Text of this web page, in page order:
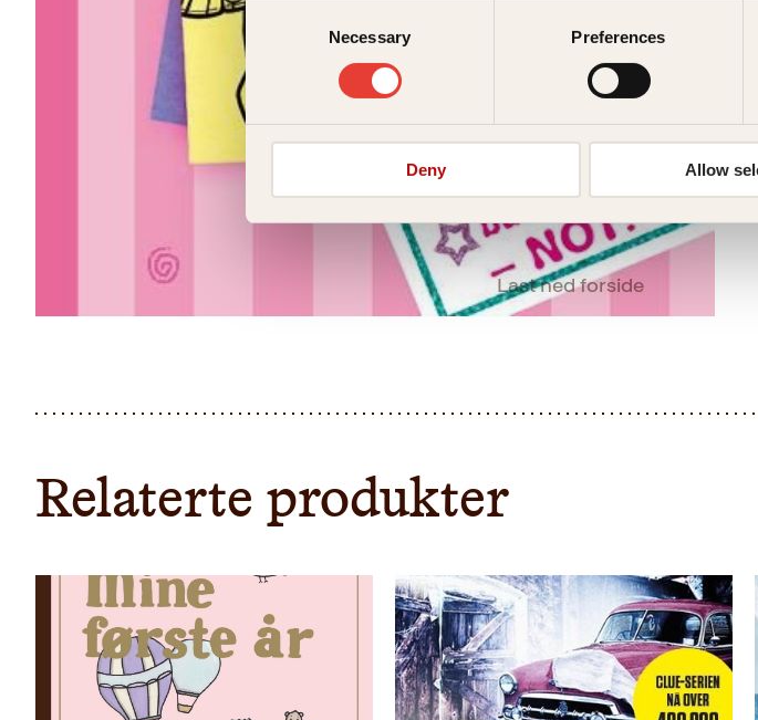
Consent
Necessary Preferences
Deny Allow
Last ned forside
Relaterte produkter